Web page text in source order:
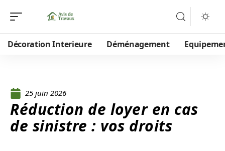
Décoration Interieure Déménagement
25 juin 2026
Réduction de loyer en cas
de sinistre : vos droits